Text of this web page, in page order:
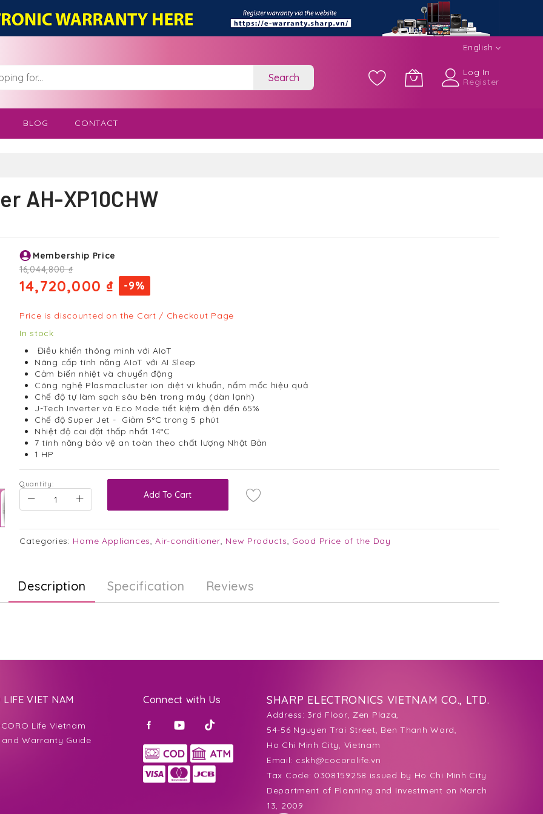
English
Search
Log In
Register
BLOG
CONTACT
AH-XP10CHW
Membership Price
16,044,800 ₫
14,720,000 ₫ -9%
Price is discounted on the Cart / Checkout Page
In stock
Điều khiển thông minh với AIoT
Nâng cấp tính năng AIoT với AI Sleep
Cảm biến nhiệt và chuyển động
Công nghệ Plasmacluster ion diệt vi khuẩn, nấm mốc hiệu quả
Chế độ tự làm sạch sâu bên trong máy (dàn lạnh)
J-Tech Inverter và Eco Mode tiết kiệm điện đến 65%
Chế độ Super Jet - Giảm 5°C trong 5 phút
Nhiệt độ cài đặt thấp nhất 14°C
7 tính năng bảo vệ an toàn theo chất lượng Nhật Bản
1 HP
Quantity:
Add To Cart
Categories: Home Appliances,Air-conditioner, New Products, Good Price of the Day
Description Specification Reviews
LIFE VIET NAM
Life Vietnam
Warranty Guide
Connect with Us SHARP ELECTRONICS VIETNAM CO., LTD.
Address: 3rd Floor, Zen Plaza,
54-56 Nguyen Trai Street, Ben Thanh Ward,
Ho Chi Minh City, Vietnam
Email: cskh@cocorolife.vn
Tax Code: 0308159258 issued by Ho Chi Minh City
Department of Planning and Investment on March
13, 2009